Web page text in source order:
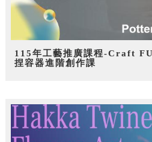
115年工藝推廣課程-Craft
捏容器進階創作課